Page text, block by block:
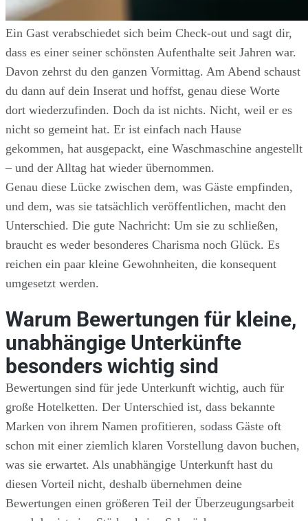
Ein Gast verabschiedet sich beim Check-out und sagt dir,
dass es einer seiner schönsten Aufenthalte seit Jahren war.
Davon zehrst du den ganzen Vormittag. Am Abend schaust
du dann auf dein Inserat und hoffst, genau diese Worte
dort wiederzufinden. Doch da ist nichts. Nicht, weil er es
nicht so gemeint hat. Er ist einfach nach Hause
gekommen, hat ausgepackt, eine Waschmaschine angestellt
– und der Alltag hat wieder übernommen.
Genau diese Lücke zwischen dem, was Gäste empfinden,
und dem, was sie tatsächlich veröffentlichen, macht den
Unterschied. Die gute Nachricht: Um sie zu schließen,
braucht es weder besonderes Charisma noch Glück. Es
reichen ein paar kleine Gewohnheiten, die konsequent
umgesetzt werden.
Warum Bewertungen für kleine,
unabhängige Unterkünfte
besonders wichtig sind
Bewertungen sind für jede Unterkunft wichtig, auch für
große Hotelketten. Der Unterschied ist, dass bekannte
Marken von ihrem Namen profitieren, sodass Gäste oft
schon mit einer ziemlich klaren Vorstellung davon buchen,
was sie erwartet. Als unabhängige Unterkunft hast du
diesen Vorteil nicht, deshalb übernehmen deine
Bewertungen einen größeren Teil der Überzeugungsarbeit